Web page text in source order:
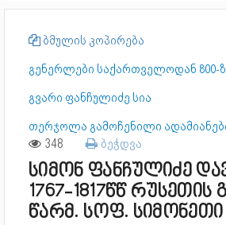
ბმულის კოპირება
გენერლები საქართველოდან 800-
გვარი ფანჩულიძე სია
თერჯოლა გამოჩენილი
348 ბეჭდვა
სიმონ ფანჩულიძე
1767-1817წწ
წარმ. სოფ.